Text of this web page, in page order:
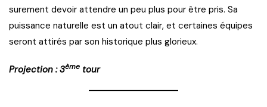
surement devoir attendre un peu plus pour être pris. Sa
puissance naturelle est un atout clair, et certaines équipes
seront attirés par son historique plus glorieux.
Projection : 3ème tour